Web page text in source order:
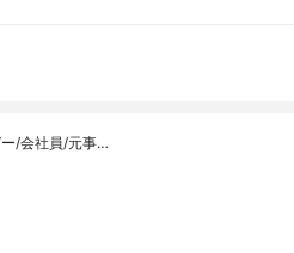
/会社員/元事…